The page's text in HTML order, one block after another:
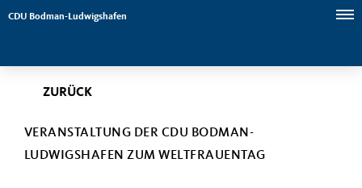
CDU Bodman-Ludwigshafen
ZURÜCK
VERANSTALTUNG DER CDU BODMAN-
LUDWIGSHAFEN ZUM WELTFRAUENTAG